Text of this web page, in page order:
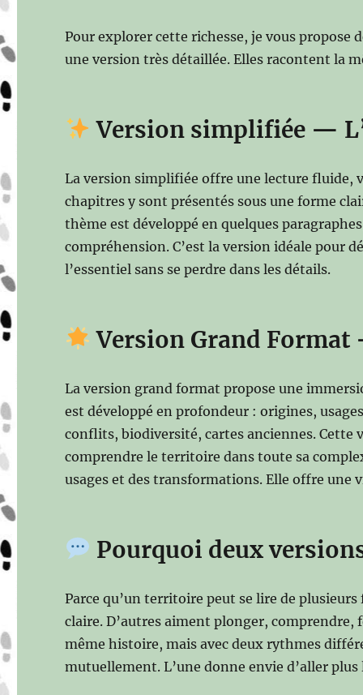
Pour explorer cette richesse, je vous
une version très détaillée. Elles racontent la
Version simplifiée —
La version simplifiée offre une lecture fluide,
chapitres y sont présentés sous une forme
thème est développé en quelques
compréhension. C’est la version idéale pour
l’essentiel sans se perdre dans les détails.
Version Grand
La version grand format propose une
est développé en profondeur : origines,
conflits, biodiversité, cartes anciennes. Cette
comprendre le territoire dans toute sa
usages et des transformations. Elle offre une
Pourquoi deux
Parce qu’un territoire peut se lire de
claire. D’autres aiment plonger,
même histoire, mais avec deux rythmes
mutuellement. L’une donne envie d’aller